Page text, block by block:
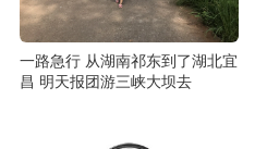
一路急行 从湖南祁东到了湖北宜
昌 明天报团游三峡大坝去